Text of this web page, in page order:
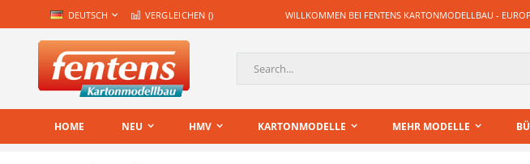
Zum
Inhalt
springen
SPRACHEDEUTSCH WILLKOMMEN BEI FENTENS KARTONMODELLBAU -
VERGLEICHEN ()
HOME NEU HMV KARTONMODELLE MEHR MODELLE